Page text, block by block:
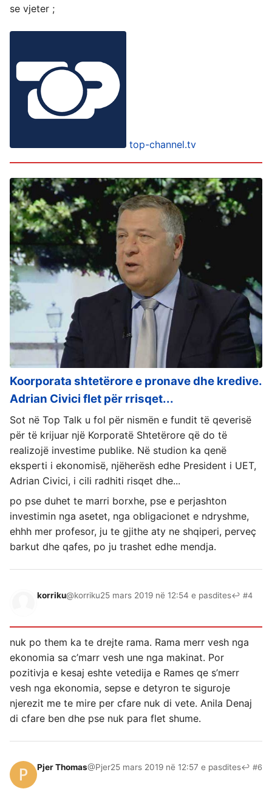
se vjeter ;
top-channel.tv
Koorporata shtetërore e pronave dhe kredive.
Adrian Civici flet për rrisqet...
Sot në Top Talk u fol për nismën e fundit të qeverisë
për të krijuar një Korporatë Shtetërore që do të
realizojë investime publike. Në studion ka qenë
eksperti i ekonomisë, njëherësh edhe President i UET,
Adrian Civici, i cili radhiti risqet dhe...
po pse duhet te marri borxhe, pse e perjashton
investimin nga asetet, nga obligacionet e ndryshme,
ehhh mer profesor, ju te gjithe aty ne shqiperi, perveç
barkut dhe qafes, po ju trashet edhe mendja.
korriku@korriku25 mars 2019 në 12:54 e pasdites↩ #4
nuk po them ka te drejte rama. Rama merr vesh nga
ekonomia sa c’marr vesh une nga makinat. Por
pozitivja e kesaj eshte vetedija e Rames qe s’merr
vesh nga ekonomia, sepse e detyron te siguroje
njerezit me te mire per cfare nuk di vete. Anila Denaj
di cfare ben dhe pse nuk para flet shume.
Pjer Thomas@Pjer25 mars 2019 në 12:57 e pasdites↩ #6